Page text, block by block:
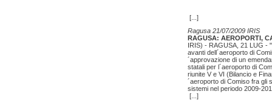
[...]
Ragusa 21/07/2009 IRIS
RAGUSA: AEROPORTI,
IRIS) - RAGUSA, 21 LUG -
avanti dell´aeroporto di
´approvazione di un
statali per l´aeroporto di
riunite V e VI (Bilancio e
´aeroporto di Comiso fra gli
sistemi nel periodo 2009-
[...]